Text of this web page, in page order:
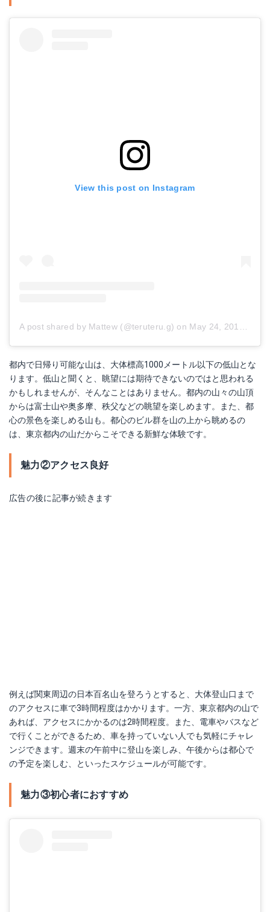
View this post on Instagram
A post shared by Mattew (@teruteru.g) on May 24, 2018 at 2:53pm PDT
都内で日帰り可能な山は、大体標高1000メートル以下の低山とな
ります。低山と聞くと、眺望には期待できないのではと思われる
かもしれませんが、そんなことはありません。都内の山々の山頂
からは富士山や奥多摩、秩父などの眺望を楽しめます。また、都
心の景色を楽しめる山も。都心のビル群を山の上から眺めるの
は、東京都内の山だからこそできる新鮮な体験です。
魅力②アクセス良好
広告の後に記事が続きます
例えば関東周辺の日本百名山を登ろうとすると、大体登山口まで
のアクセスに車で3時間程度はかかります。一方、東京都内の山で
あれば、アクセスにかかるのは2時間程度。また、電車やバスなど
で行くことができるため、車を持っていない人でも気軽にチャレ
ンジできます。週末の午前中に登山を楽しみ、午後からは都心で
の予定を楽しむ、といったスケジュールが可能です。
魅力③初心者におすすめ